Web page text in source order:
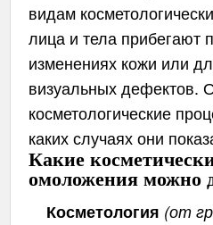
видам
лица и тела прибегают
изменениях кожи или
визуальных дефектов.
косметологические
каких случаях они
Какие
омоложения можно
Косметология (от